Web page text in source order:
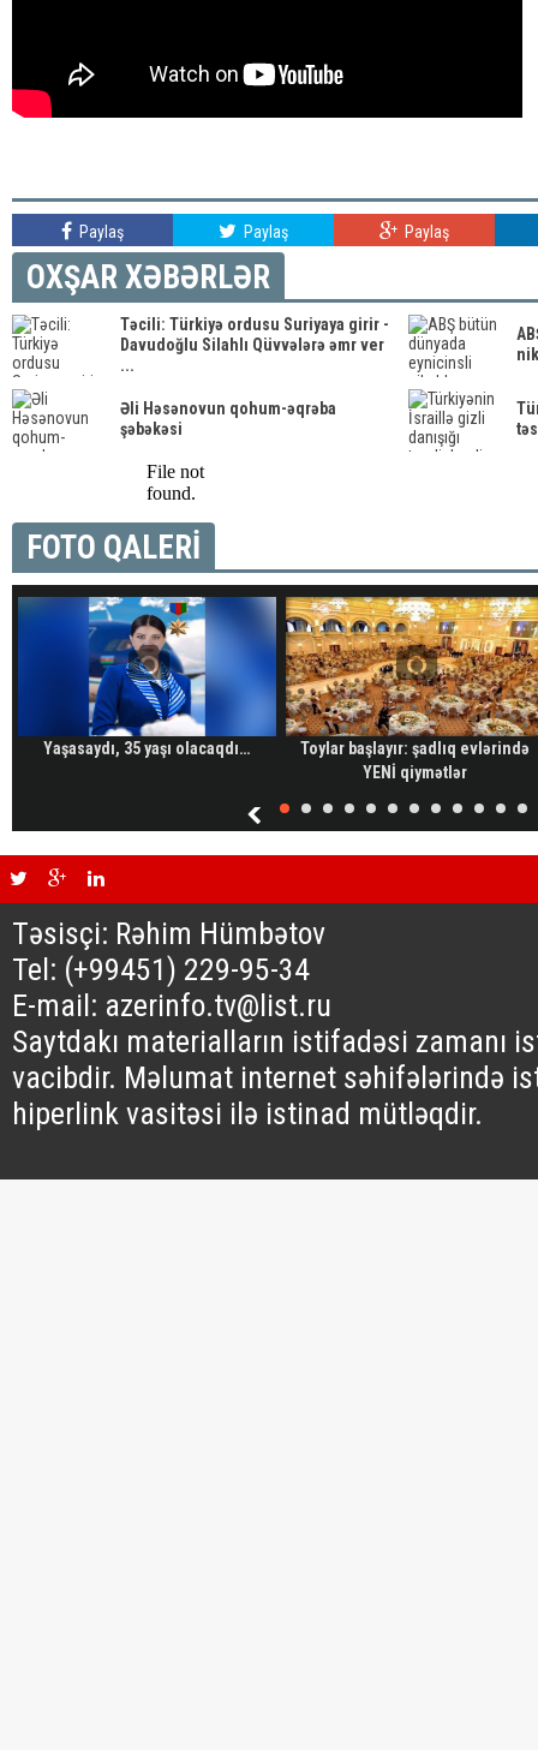
Paylaş Paylaş Paylaş
OXŞAR XƏBƏRLƏR
Təcili: Türkiyə ordusu Suriyaya girir -
Davudoğlu Silahlı Qüvvələrə əmr ver
...
Əli Həsənovun qohum-əqrəba
şəbəkəsi
FOTO QALERİ
Yaşasaydı, 35 yaşı olacaqdı…
Toylar başlayır: şadlıq evlərində
YENİ qiymətlər
Təsisçi: Rəhim Hümbətov
Tel: (+99451) 229-95-34
E-mail: azerinfo.tv@list.ru
Saytdakı materialların istifadəsi zamanı
vacibdir. Məlumat internet səhifələrində
hiperlink vasitəsi ilə istinad mütləqdir.